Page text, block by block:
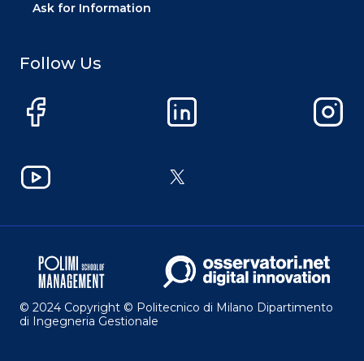
Ask for Information
Follow Us
Facebook LinkedIn
YouTube X
© 2024 Copyright © Politecnico di Milano Dipartimento
di Ingegneria Gestionale